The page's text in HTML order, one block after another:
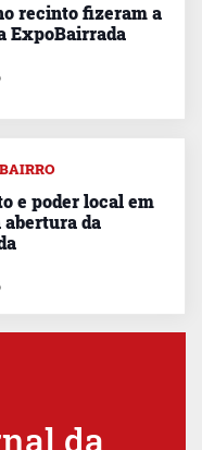
recinto fizeram a
ExpoBairrada
e poder local em
abertura da
da